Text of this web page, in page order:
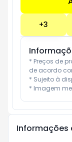
+3
* Preços de
de acordo
* Sujeito à
* Imagem
Informações